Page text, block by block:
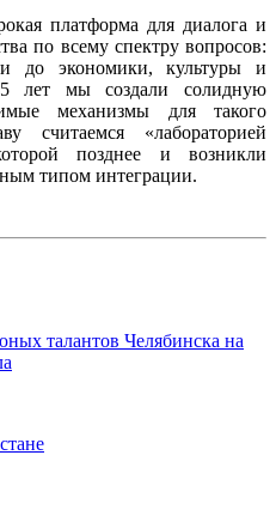
платформа для диалога и
по всему спектру вопросов:
до экономики, культуры и
лет мы создали солидную
механизмы для такого
считаемся «лабораторией
позднее и возникли
типом интеграции.
талантов Челябинска на